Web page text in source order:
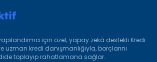
için özel; yapay zekâ destekli Kredi
uzman kredi danışmanlığıyla, borçlarını
toplayıp rahatlamana sağlar.